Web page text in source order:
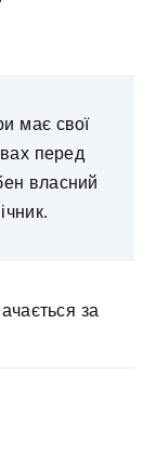
має свої
перед
власний
за